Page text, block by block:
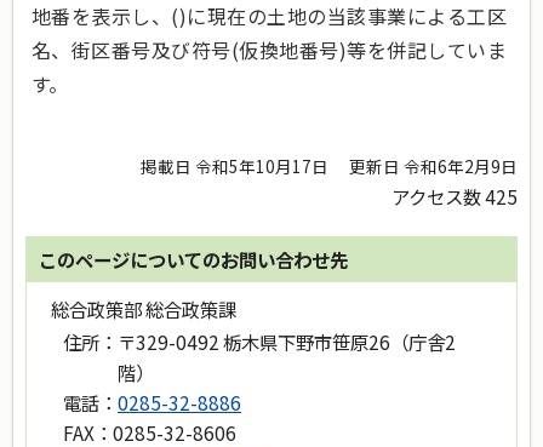
地番を表示し、()に現在の土地の当該事業による工区
名、街区番号及び符号(仮換地番号)等を併記していま
す。
掲載日 令和5年10月17日 更新日 令和6年2月9日
アクセス数425
このページについてのお問い合わせ先
総合政策部 総合政策課
住所： 〒329-0492 栃木県下野市笹原26（庁舎2
階）
電話： 0285-32-8886
FAX： 0285-32-8606